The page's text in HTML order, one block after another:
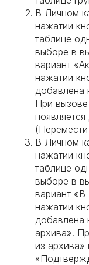
В Личном
нажатии
таблице
выборе в
вариант
нажатии
добавлена
При
В Личном
нажатии
таблице
выборе в
вариант
нажатии
добавлена
архива».
из архива»